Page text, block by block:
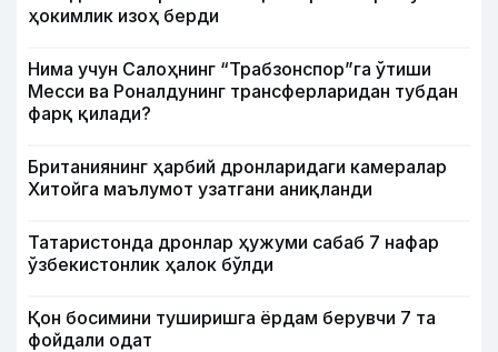
ҳокимлик изоҳ берди
Нима учун Салоҳнинг “Трабзонспор”га ўтиши
Месси ва Роналдунинг трансферларидан тубдан
фарқ қилади?
Британиянинг ҳарбий дронларидаги камералар
Хитойга маълумот узатгани аниқланди
Татаристонда дронлар ҳужуми сабаб 7 нафар
ўзбекистонлик ҳалок бўлди
Қон босимини туширишга ёрдам берувчи 7 та
фойдали одат